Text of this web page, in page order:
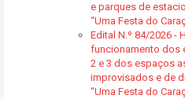
e parques de
“Uma Festa do
Edital N.º 84/2026 -
funcionamento dos
2 e 3 dos espaços
improvisados e de
“Uma Festa do